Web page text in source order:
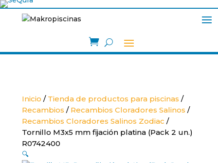

Inicio / Tienda de productos para piscinas /
Recambios / Recambios Cloradores Salinos /
Recambios Cloradores Salinos Zodiac /
Tornillo M3x5 mm fijación platina (Pack 2 un.)
R0742400
🔍